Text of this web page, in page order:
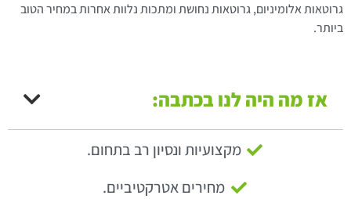
גרוטאות אלומיניום, גרוטאות נחושת ומתכות נלוות אחרות במחיר הטוב
ביותר.
אז מה היה לנו בכתבה:
מקצועיות ונסיון רב בתחום.
מחירים אטרקטיביים.